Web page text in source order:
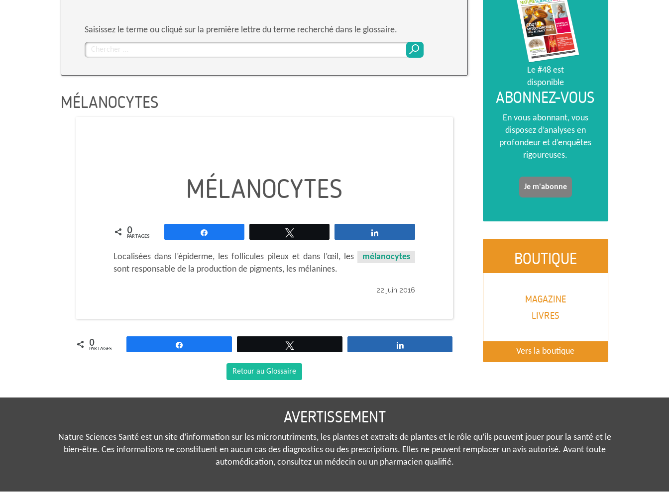
Saisissez le terme ou cliqué sur la première lettre du terme recherché dans le glossaire.
Chercher
pour
MÉLANOCYTES
MÉLANOCYTES
0
PARTAGES
Localisées dans l’épiderme, les follicules pileux et dans l’œil, les
mélanocytes
sont responsable de la production de pigments, les mélanines.
22 juin 2016
0
PARTAGES
Retour au Glossaire
Le #48 est
disponible
ABONNEZ-VOUS
En vous abonnant, vous
disposez d’analyses en
profondeur et d’enquêtes
rigoureuses.
Je m'abonne
BOUTIQUE
MAGAZINE
LIVRES
Vers la boutique
AVERTISSEMENT
Nature Sciences Santé est un site d’information sur les micronutriments, les plantes et extraits de plantes et le rôle qu’ils peuvent jouer pour la santé et le
bien-être. Ces informations ne constituent en aucun cas des diagnostics ou des prescriptions. Elles ne peuvent remplacer un avis autorisé. Avant toute
automédication, consultez un médecin ou un pharmacien qualifié.